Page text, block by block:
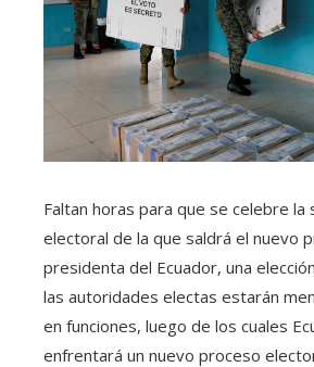
Faltan horas para que se celebre la
electoral de la que saldrá el nuevo
presidenta del Ecuador, una
las autoridades electas estarán
en funciones, luego de los cuales
enfrentará un nuevo proceso